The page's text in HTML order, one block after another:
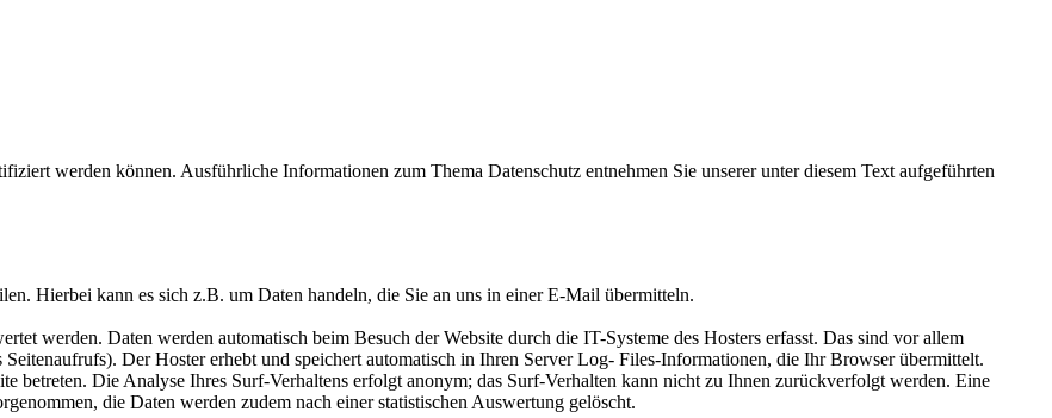
werden können. Ausführliche Informationen zum Thema Datenschutz entnehmen Sie unserer unter diesem Text aufgeführten
Hierbei kann es sich z.B. um Daten handeln, die Sie an uns in einer E-Mail übermitteln.
werden. Daten werden automatisch beim Besuch der Website durch die IT-Systeme des Hosters erfasst. Das sind vor allem
Der Hoster erhebt und speichert automatisch in Ihren Server Log- Files-Informationen, die Ihr Browser übermittelt.
betreten. Die Analyse Ihres Surf-Verhaltens erfolgt anonym; das Surf-Verhalten kann nicht zu Ihnen zurückverfolgt werden. Eine
die Daten werden zudem nach einer statistischen Auswertung gelöscht.